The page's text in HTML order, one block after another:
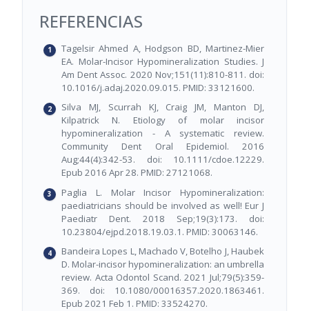
REFERENCIAS
Tagelsir Ahmed A, Hodgson BD, Martinez-Mier
EA. Molar-Incisor Hypomineralization Studies. J
Am Dent Assoc. 2020 Nov;151(11):810-811. doi:
10.1016/j.adaj.2020.09.015. PMID: 33121600.
Silva MJ, Scurrah KJ, Craig JM, Manton DJ,
Kilpatrick N. Etiology of molar incisor
hypomineralization - A systematic review.
Community Dent Oral Epidemiol. 2016
Aug;44(4):342-53. doi: 10.1111/cdoe.12229.
Epub 2016 Apr 28. PMID: 27121068.
Paglia L. Molar Incisor Hypomineralization:
paediatricians should be involved as well! Eur J
Paediatr Dent. 2018 Sep;19(3):173. doi:
10.23804/ejpd.2018.19.03.1. PMID: 30063146.
Bandeira Lopes L, Machado V, Botelho J, Haubek
D. Molar-incisor hypomineralization: an umbrella
review. Acta Odontol Scand. 2021 Jul;79(5):359-
369. doi: 10.1080/00016357.2020.1863461.
Epub 2021 Feb 1. PMID: 33524270.